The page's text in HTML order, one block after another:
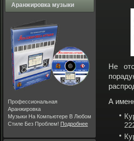
Аранжировка музыки
Профессиональная
Аранжировка
Музыки На Компьютере В Любом
Стиле Без Проблем! Подробнее
Не
А